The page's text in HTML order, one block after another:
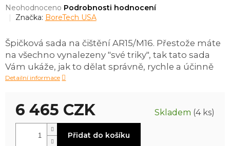
Průměrné
hodnocení
je
0,0
z
5
hvězdiček.
Neohodnoceno Podrobnosti hodnocení
Značka: BoreTech USA
6 465 CZK Skladem (4 ks)
Přidat do košíku
Špičková sada na čištění AR15/M16. Přestože máte
na všechno vynalezeny "své triky", tak tato sada
Vám ukáže, jak to dělat správně, rychle a účinně
Detailní informace